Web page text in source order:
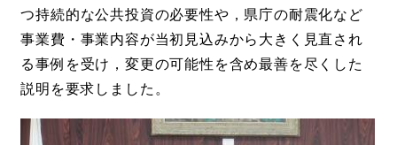
つ持続的な公共投資の必要性や，県庁の耐震化など
事業費・事業内容が当初見込みから大きく見直され
る事例を受け，変更の可能性を含め最善を尽くした
説明を要求しました。